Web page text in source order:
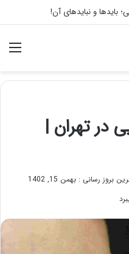
بایدها و نبایدهای آن!
در تهران |
بروز رسانی : بهمن 15, 1402